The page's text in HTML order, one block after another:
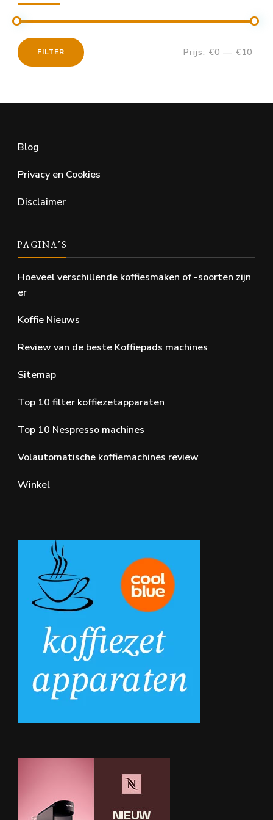
FILTER Prijs: €0 — €10
Blog
Privacy en Cookies
Disclaimer
PAGINA’S
Hoeveel verschillende koffiesmaken of -soorten zijn
er
Koffie Nieuws
Review van de beste Koffiepads machines
Sitemap
Top 10 filter koffiezetapparaten
Top 10 Nespresso machines
Volautomatische koffiemachines review
Winkel